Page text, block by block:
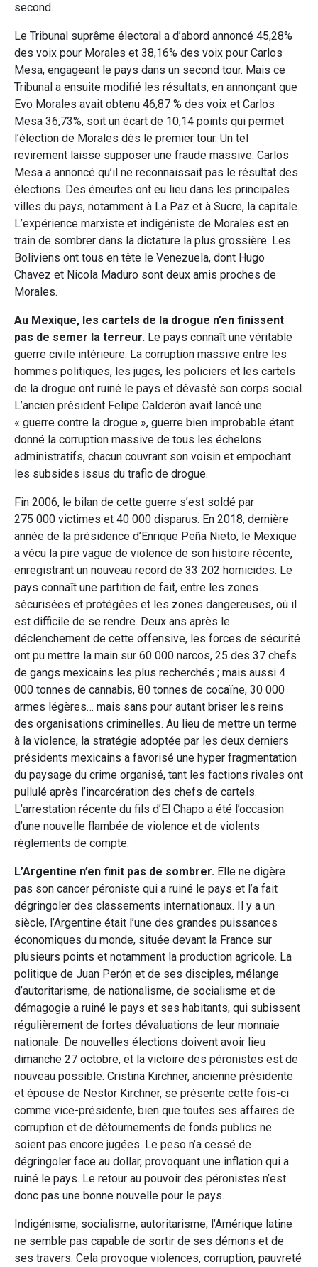
second.
Le Tribunal suprême électoral a d’abord annoncé 45,28%
des voix pour Morales et 38,16% des voix pour Carlos
Mesa, engageant le pays dans un second tour. Mais ce
Tribunal a ensuite modifié les résultats, en annonçant que
Evo Morales avait obtenu 46,87 % des voix et Carlos
Mesa 36,73%, soit un écart de 10,14 points qui permet
l’élection de Morales dès le premier tour. Un tel
revirement laisse supposer une fraude massive. Carlos
Mesa a annoncé qu’il ne reconnaissait pas le résultat des
élections. Des émeutes ont eu lieu dans les principales
villes du pays, notamment à La Paz et à Sucre, la capitale.
L’expérience marxiste et indigéniste de Morales est en
train de sombrer dans la dictature la plus grossière. Les
Boliviens ont tous en tête le Venezuela, dont Hugo
Chavez et Nicola Maduro sont deux amis proches de
Morales.
Au Mexique, les cartels de la drogue n’en finissent
pas de semer la terreur. Le pays connaît une véritable
guerre civile intérieure. La corruption massive entre les
hommes politiques, les juges, les policiers et les cartels
de la drogue ont ruiné le pays et dévasté son corps social.
L’ancien président Felipe Calderón avait lancé une
« guerre contre la drogue », guerre bien improbable étant
donné la corruption massive de tous les échelons
administratifs, chacun couvrant son voisin et empochant
les subsides issus du trafic de drogue.
Fin 2006, le bilan de cette guerre s’est soldé par
275 000 victimes et 40 000 disparus. En 2018, dernière
année de la présidence d’Enrique Peña Nieto, le Mexique
a vécu la pire vague de violence de son histoire récente,
enregistrant un nouveau record de 33 202 homicides. Le
pays connaît une partition de fait, entre les zones
sécurisées et protégées et les zones dangereuses, où il
est difficile de se rendre. Deux ans après le
déclenchement de cette offensive, les forces de sécurité
ont pu mettre la main sur 60 000 narcos, 25 des 37 chefs
de gangs mexicains les plus recherchés ; mais aussi 4
000 tonnes de cannabis, 80 tonnes de cocaïne, 30 000
armes légères… mais sans pour autant briser les reins
des organisations criminelles. Au lieu de mettre un terme
à la violence, la stratégie adoptée par les deux derniers
présidents mexicains a favorisé une hyper fragmentation
du paysage du crime organisé, tant les factions rivales ont
pullulé après l’incarcération des chefs de cartels.
L’arrestation récente du fils d’El Chapo a été l’occasion
d’une nouvelle flambée de violence et de violents
règlements de compte.
L’Argentine n’en finit pas de sombrer. Elle ne digère
pas son cancer péroniste qui a ruiné le pays et l’a fait
dégringoler des classements internationaux. Il y a un
siècle, l’Argentine était l’une des grandes puissances
économiques du monde, située devant la France sur
plusieurs points et notamment la production agricole. La
politique de Juan Perón et de ses disciples, mélange
d’autoritarisme, de nationalisme, de socialisme et de
démagogie a ruiné le pays et ses habitants, qui subissent
régulièrement de fortes dévaluations de leur monnaie
nationale. De nouvelles élections doivent avoir lieu
dimanche 27 octobre, et la victoire des péronistes est de
nouveau possible. Cristina Kirchner, ancienne présidente
et épouse de Nestor Kirchner, se présente cette fois-ci
comme vice-présidente, bien que toutes ses affaires de
corruption et de détournements de fonds publics ne
soient pas encore jugées. Le peso n’a cessé de
dégringoler face au dollar, provoquant une inflation qui a
ruiné le pays. Le retour au pouvoir des péronistes n’est
donc pas une bonne nouvelle pour le pays.
Indigénisme, socialisme, autoritarisme, l’Amérique latine
ne semble pas capable de sortir de ses démons et de
ses travers. Cela provoque violences, corruption, pauvreté